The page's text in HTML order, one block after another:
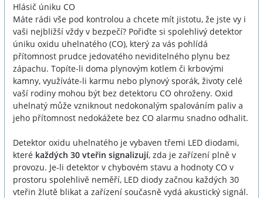
Hlásič úniku CO
Máte rádi vše pod kontrolou a chcete mít jistotu, že jste vy i
vaši nejbližší vždy v bezpečí? Pořiďte si spolehlivý detektor
úniku oxidu uhelnatého (CO), který za vás pohlídá
přítomnost prudce jedovatého neviditelného plynu bez
zápachu. Topíte-li doma plynovým kotlem či krbovými
kamny, využíváte-li karmu nebo plynový sporák, životy celé
vaší rodiny mohou být bez detektoru CO ohroženy. Oxid
uhelnatý může vzniknout nedokonalým spalováním paliv a
jeho přítomnost nedokážete bez CO alarmu snadno odhalit.
Detektor oxidu uhelnatého je vybaven třemi LED diodami,
které každých 30 vteřin signalizují, zda je zařízení plně v
provozu. Je-li detektor v chybovém stavu a hodnoty CO v
prostoru spolehlivě neměří, LED diody začnou každých 30
vteřin žlutě blikat a zařízení současně vydá akustický signál.